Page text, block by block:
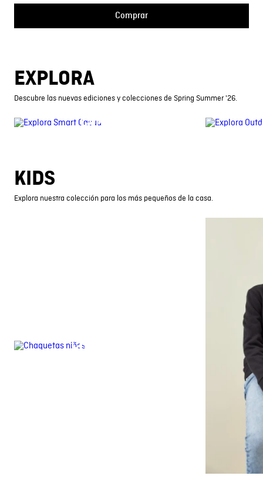
Comprar
EXPLORA
Descubre las nuevas ediciones y colecciones de Spring Summer '26.
CAMISAS
KIDS
Explora nuestra colección para los más pequeños de la casa.
CHAQUETAS